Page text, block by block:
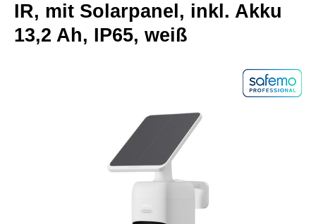
IR, mit Solarpanel, inkl. Akku
13,2 Ah, IP65, weiß